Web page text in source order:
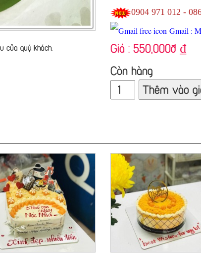
của quý khách.
0904 971 012 -
Gmail :
Giá : 550,000đ ₫
Còn hàng
Thêm vào